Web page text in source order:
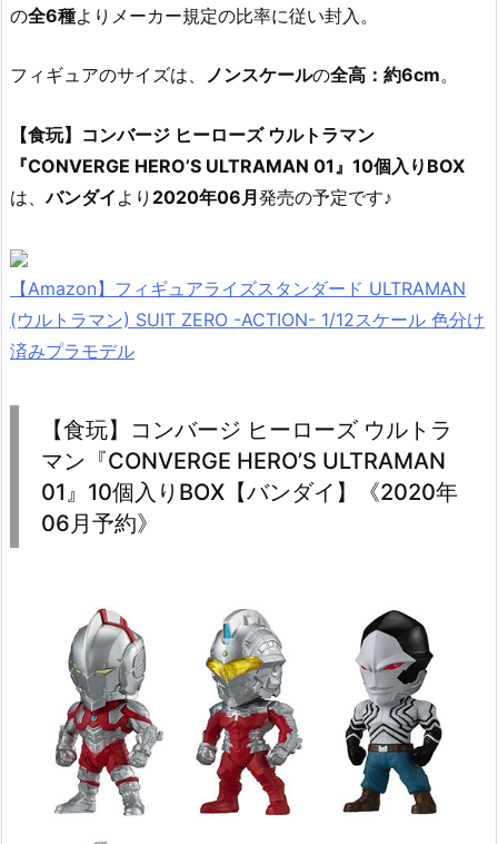
の全6種よりメーカー規定の比率に従い封入。
フィギュアのサイズは、 ノンスケールの全高：約6cm。
【食玩】コンバージ ヒーローズ ウルトラマン
『CONVERGE HERO’S ULTRAMAN 01』10個入りBOX
は、バンダイ より 2020年06月発売の予定です♪
【Amazon】フィギュアライズスタンダード ULTRAMAN
(ウルトラマン) SUIT ZERO -ACTION- 1/12スケール 色分け
済みプラモデル
【食玩】コンバージ ヒーローズ ウルトラ
マン『CONVERGE HERO’S ULTRAMAN
01』10個入りBOX【バンダイ】《2020年
06月予約》